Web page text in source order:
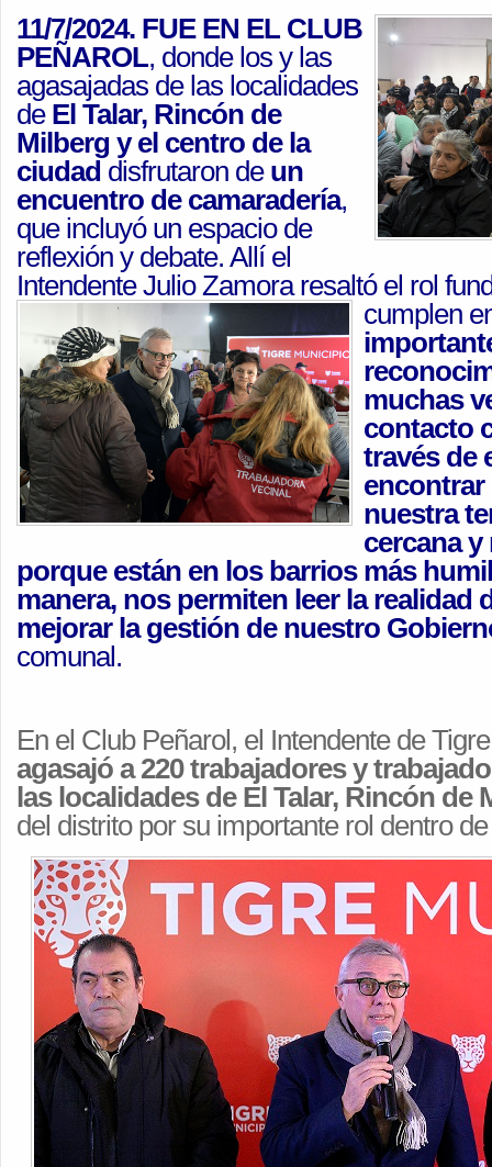
11/7/2024. FUE EN EL CLUB
PEÑAROL, donde los y las
agasajadas de las localidades
de El Talar, Rincón de
Milberg y el centro de la
ciudad disfrutaron de un
encuentro de camaradería,
que incluyó un espacio de
reflexión y debate. Allí el
Intendente Julio Zamora resaltó el rol
cumplen
muchas
contacto
través de
nuestra
cercana y
porque están en los barrios más
manera, nos permiten leer la realidad
mejorar la gestión de nuestro
comunal.
En el Club Peñarol, el Intendente de
agasajó a 220 trabajadores y
las localidades de El Talar, Rincón de
del distrito por su importante rol dentro